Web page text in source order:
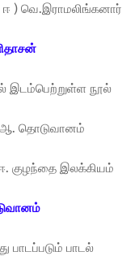
) வெ.இராமலிங்கனார்
இடம்பெற்றுள்ள நூல்
தொடுவானம்
குழந்தை இலக்கியம்
பாடப்படும் பாடல்